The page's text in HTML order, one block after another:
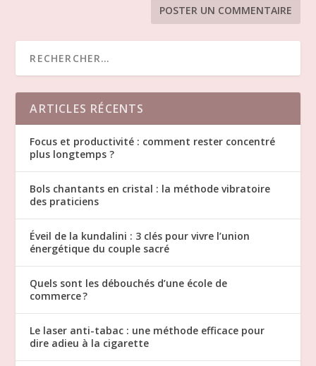
ARTICLES RÉCENTS
Focus et productivité : comment rester concentré
plus longtemps ?
Bols chantants en cristal : la méthode vibratoire
des praticiens
Éveil de la kundalini : 3 clés pour vivre l’union
énergétique du couple sacré
Quels sont les débouchés d’une école de
commerce ?
Le laser anti-tabac : une méthode efficace pour
dire adieu à la cigarette